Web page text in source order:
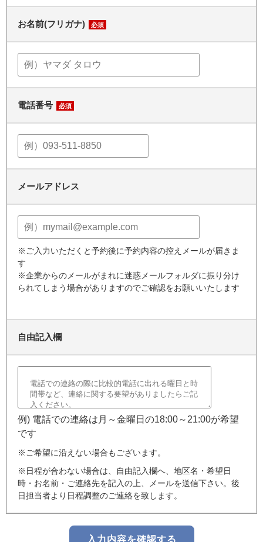
お名前(フリガナ) 必須
電話番号 必須
メールアドレス
※ご入力いただくと予約後に予約内容の控えメールが届きま
す
※企業からのメールがまれに迷惑メールフォルダに振り分け
られてしまう場合がありますのでご確認をお願いいたします
自由記入欄
例) 電話での連絡は月～金曜日の18:00～21:00が希望
です
※ご希望に沿えない場合もございます。
※日程が合わない場合は、自由記入欄へ、地区名・希望日
時・お名前・ご連絡先を記入の上、メールを送信下さい。後
日担当者より日程調整のご連絡を致します。